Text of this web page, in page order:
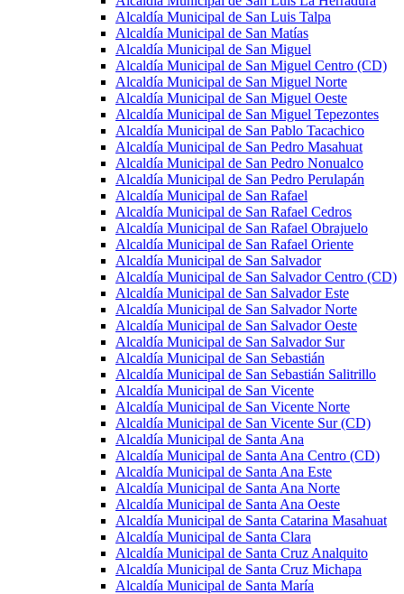
Alcaldía Municipal de San Luis Talpa
Alcaldía Municipal de San Matías
Alcaldía Municipal de San Miguel
Alcaldía Municipal de San Miguel Centro (CD)
Alcaldía Municipal de San Miguel Norte
Alcaldía Municipal de San Miguel Oeste
Alcaldía Municipal de San Miguel Tepezontes
Alcaldía Municipal de San Pablo Tacachico
Alcaldía Municipal de San Pedro Masahuat
Alcaldía Municipal de San Pedro Nonualco
Alcaldía Municipal de San Pedro Perulapán
Alcaldía Municipal de San Rafael
Alcaldía Municipal de San Rafael Cedros
Alcaldía Municipal de San Rafael Obrajuelo
Alcaldía Municipal de San Rafael Oriente
Alcaldía Municipal de San Salvador
Alcaldía Municipal de San Salvador Centro (CD)
Alcaldía Municipal de San Salvador Este
Alcaldía Municipal de San Salvador Norte
Alcaldía Municipal de San Salvador Oeste
Alcaldía Municipal de San Salvador Sur
Alcaldía Municipal de San Sebastián
Alcaldía Municipal de San Sebastián Salitrillo
Alcaldía Municipal de San Vicente
Alcaldía Municipal de San Vicente Norte
Alcaldía Municipal de San Vicente Sur (CD)
Alcaldía Municipal de Santa Ana
Alcaldía Municipal de Santa Ana Centro (CD)
Alcaldía Municipal de Santa Ana Este
Alcaldía Municipal de Santa Ana Norte
Alcaldía Municipal de Santa Ana Oeste
Alcaldía Municipal de Santa Catarina Masahuat
Alcaldía Municipal de Santa Clara
Alcaldía Municipal de Santa Cruz Analquito
Alcaldía Municipal de Santa Cruz Michapa
Alcaldía Municipal de Santa María